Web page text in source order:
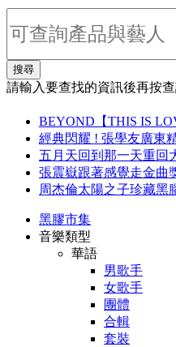
搜尋
請輸入要查找的資訊後再按
BEYOND【THIS IS
經典閃耀 ! 張學友廣東
五月天回到那一天重回
張震嶽跟著感覺走金曲
周杰倫太陽之子珍藏黑
黑膠市集
音樂類型
華語
男歌手
女歌手
團體
合輯
套裝